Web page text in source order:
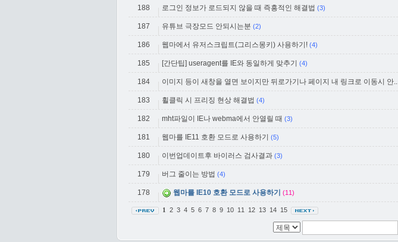
188 로그인 정보가 로드되지 않을 때 즉흥적인 해결법 (3)
187 유튜브 극장모드 안되시는분 (2)
186 웹마에서 유저스크립트(그리스몽키) 사용하기! (4)
185 [간단팁] useragent를 IE와 동일하게 맞추기 (4)
184 이미지 등이 새창을 열면 보이지만 뒤로가기나 페이지 내 링크로 이동시 안..
183 휠클릭 시 프리징 현상 해결법 (4)
182 mht파일이 IE나 webma에서 안열릴 때 (3)
181 웹마를 IE11 호환 모드로 사용하기 (5)
180 이번업데이트후 바이러스 검사결과 (3)
179 버그 줄이는 방법 (4)
178 웹마를 IE10 호환 모드로 사용하기 (11)
1 2 3 4 5 6 7 8 9 10 11 12 13 14 15